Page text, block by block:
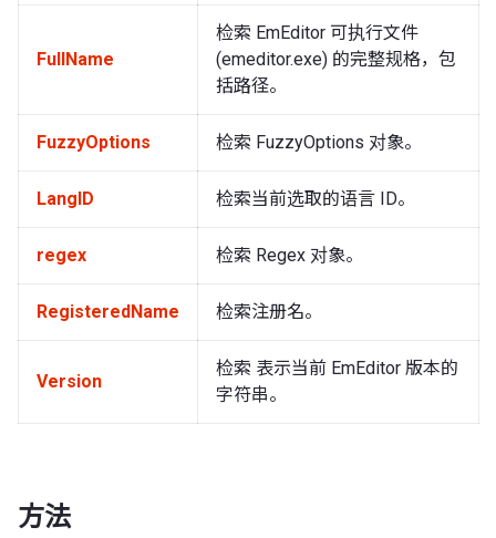
FullName
检索 EmEditor 可执行文件
(emeditor.exe) 的完整规格，包
括路径。
FuzzyOptions 检索 FuzzyOptions 对象。
LangID 检索当前选取的语言 ID。
regex 检索 Regex 对象。
RegisteredName 检索注册名。
Version
检索 表示当前 EmEditor 版本的
字符串。
方法